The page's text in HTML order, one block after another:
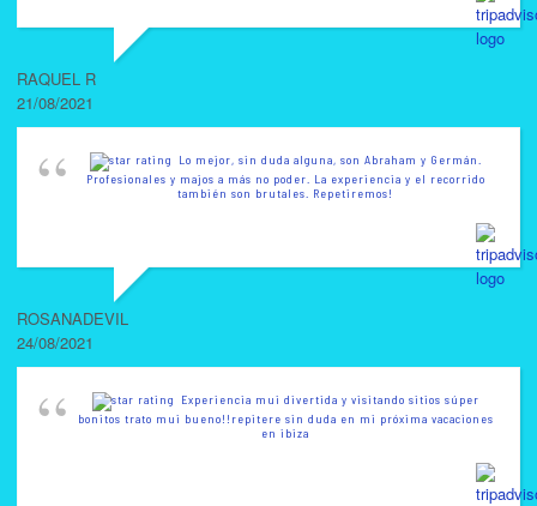
RAQUEL R
21/08/2021
Lo mejor, sin duda alguna, son Abraham y Germán.
Profesionales y majos a más no poder. La experiencia y el recorrido
también son brutales. Repetiremos!
ROSANADEVIL
24/08/2021
Experiencia mui divertida y visitando sitios súper
bonitos trato mui bueno!!repitere sin duda en mi próxima vacaciones
en ibiza